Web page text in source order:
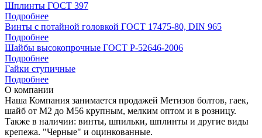
Шплинты ГОСТ 397
Подробнее
Винты с потайной головкой ГОСТ 17475-80, DIN 965
Подробнее
Шайбы высокопрочные ГОСТ Р-52646-2006
Подробнее
Гайки ступичные
Подробнее
О компании
Наша Компания занимается продажей Метизов болтов, гаек,
шайб от М2 до М56 крупным, мелким оптом и в розницу.
Также в наличии: винты, шпильки, шплинты и другие виды
крепежа. "Черные" и оцинкованные.